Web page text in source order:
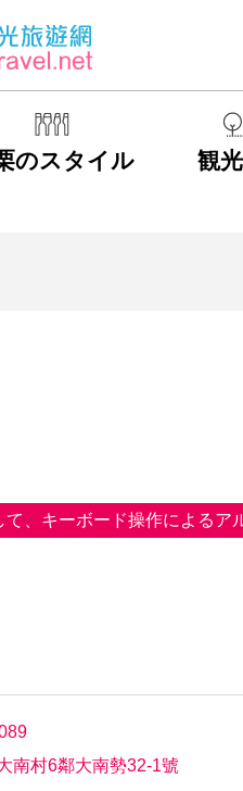
のスタイル 観
、キーボード操作によるア
南村6鄰大南勢32-1號